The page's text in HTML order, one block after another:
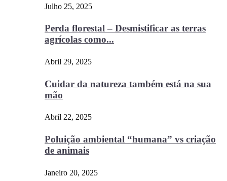
Julho 25, 2025
Perda florestal – Desmistificar as terras
agrícolas como...
Abril 29, 2025
Cuidar da natureza também está na sua
mão
Abril 22, 2025
Poluição ambiental “humana” vs criação
de animais
Janeiro 20, 2025